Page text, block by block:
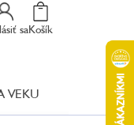
sa
Nákupný
Košík
VEKU